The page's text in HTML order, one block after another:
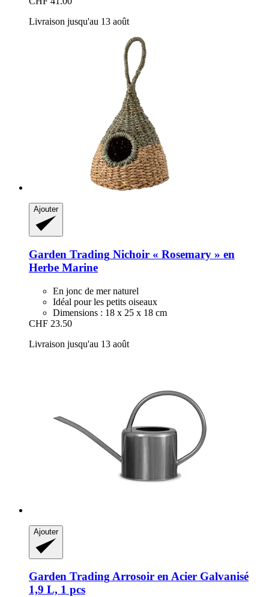
Livraison jusqu'au 13 août
Ajouter
Garden Trading Nichoir « Rosemary » en
Herbe Marine
En jonc de mer naturel
Idéal pour les petits oiseaux
Dimensions : 18 x 25 x 18 cm
CHF 23.50
Livraison jusqu'au 13 août
Ajouter
Garden TradingArrosoir en Acier Galvanisé
1,9 L, 1 pcs